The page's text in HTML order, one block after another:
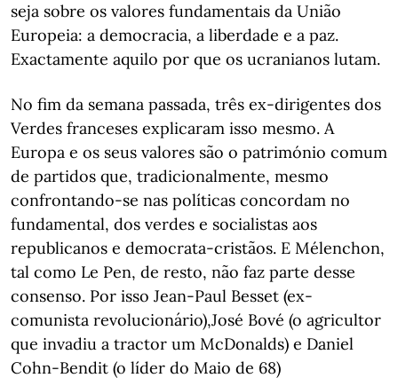
seja sobre os valores fundamentais da União
Europeia: a democracia, a liberdade e a paz.
Exactamente aquilo por que os ucranianos lutam.
No fim da semana passada, três ex-dirigentes dos
Verdes franceses explicaram isso mesmo. A
Europa e os seus valores são o património comum
de partidos que, tradicionalmente, mesmo
confrontando-se nas políticas concordam no
fundamental, dos verdes e socialistas aos
republicanos e democrata-cristãos. E Mélenchon,
tal como Le Pen, de resto, não faz parte desse
consenso. Por isso Jean-Paul Besset (ex-
comunista revolucionário),José Bové (o agricultor
que invadiu a tractor um McDonalds) e Daniel
Cohn-Bendit (o líder do Maio de 68)